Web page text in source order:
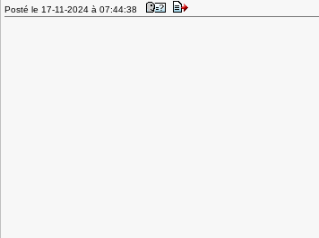
Posté le 17-11-2024 à 07:44:38